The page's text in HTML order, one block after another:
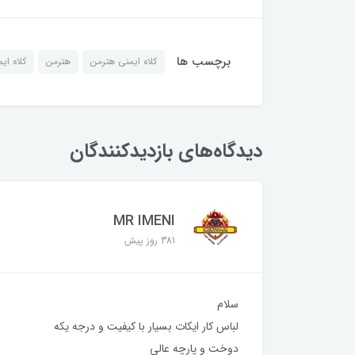
برچسب ها کلاه ایمنی هترمن هترمن کلاه
دیدگاه‌های بازدیدکنندگان
MR IMENI
381 روز پیش
سلام
لباس کار ایکات بسیار با کیفیت و درجه یکه
دوخت و پارچه عالی